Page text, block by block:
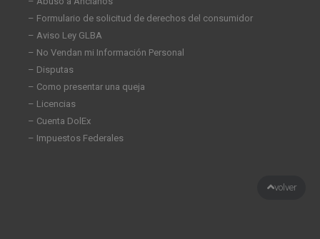
– Formulario de solicitud de derechos del consumidor
– Aviso Ley GLBA
– No Vendan mi Información Personal
– Disputas
– Como presentar una queja
– Licencias
– Cuenta DolEx
– Impuestos Federales
volver